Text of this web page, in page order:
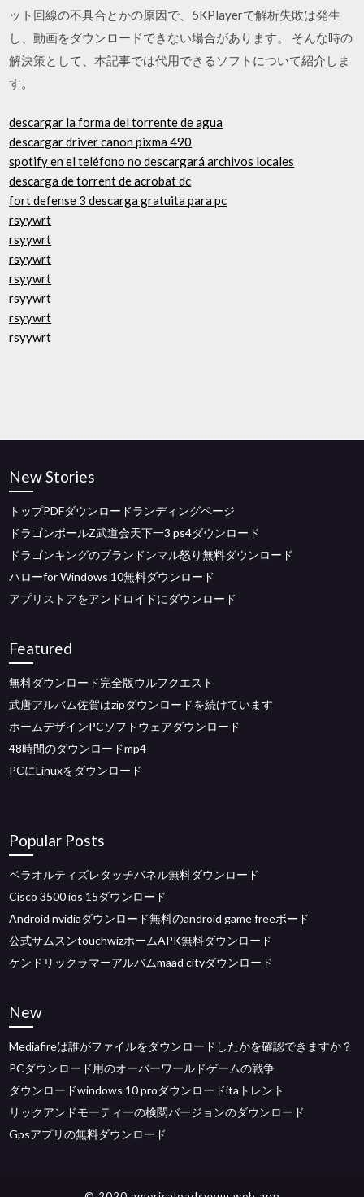
ット回線の不具合とかの原因で、5KPlayerで解析失敗は発生
し、動画をダウンロードできない場合があります。 そんな時の
解決策として、本記事では代用できるソフトについて紹介しま
す。
descargar la forma del torrente de agua
descargar driver canon pixma 490
spotify en el teléfono no descargará archivos locales
descarga de torrent de acrobat dc
fort defense 3 descarga gratuita para pc
rsyywrt
rsyywrt
rsyywrt
rsyywrt
rsyywrt
rsyywrt
rsyywrt
New Stories
トップPDFダウンロードランディングページ
ドラゴンボールZ武道会天下一3 ps4ダウンロード
ドラゴンキングのブランドンマル怒り無料ダウンロード
ハローfor Windows 10無料ダウンロード
アプリストアをアンドロイドにダウンロード
Featured
無料ダウンロード完全版ウルフクエスト
武唐アルバム佐賀はzipダウンロードを続けています
ホームデザインPCソフトウェアダウンロード
48時間のダウンロードmp4
PCにLinuxをダウンロード
Popular Posts
ベラオルティズレタッチパネル無料ダウンロード
Cisco 3500 ios 15ダウンロード
Android nvidiaダウンロード無料のandroid game freeボード
公式サムスンtouchwizホームAPK無料ダウンロード
ケンドリックラマーアルバムmaad cityダウンロード
New
Mediafireは誰がファイルをダウンロードしたかを確認できますか？
PCダウンロード用のオーバーワールドゲームの戦争
ダウンロードwindows 10 proダウンロードitaトレント
リックアンドモーティーの検閲バージョンのダウンロード
Gpsアプリの無料ダウンロード